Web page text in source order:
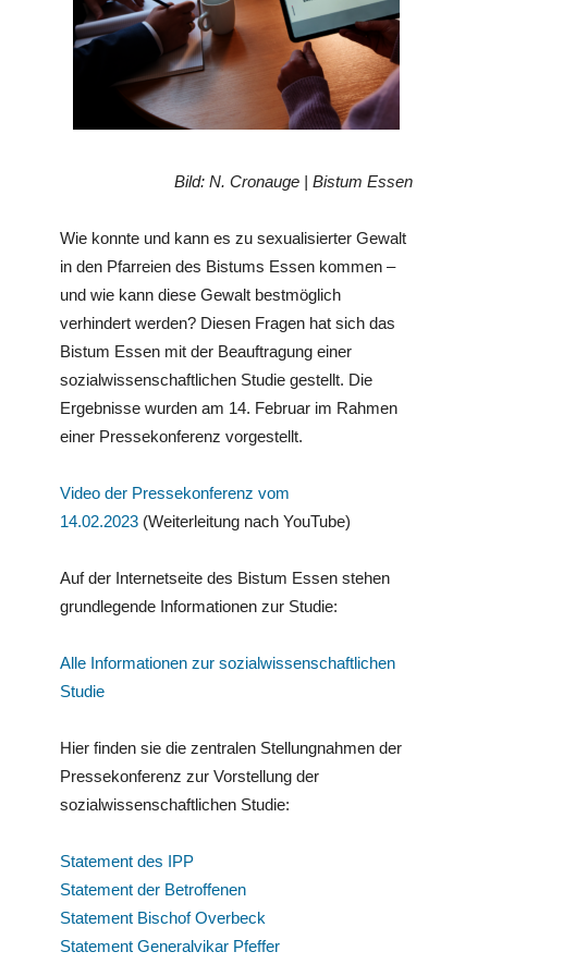
Bild: N. Cronauge | Bistum Essen
Wie konnte und kann es zu sexualisierter Gewalt
in den Pfarreien des Bistums Essen kommen –
und wie kann diese Gewalt bestmöglich
verhindert werden? Diesen Fragen hat sich das
Bistum Essen mit der Beauftragung einer
sozialwissenschaftlichen Studie gestellt. Die
Ergebnisse wurden am 14. Februar im Rahmen
einer Pressekonferenz vorgestellt.
Video der Pressekonferenz vom
14.02.2023 (Weiterleitung nach YouTube)
Auf der Internetseite des Bistum Essen stehen
grundlegende Informationen zur Studie:
Alle Informationen zur sozialwissenschaftlichen
Studie
Hier finden sie die zentralen Stellungnahmen der
Pressekonferenz zur Vorstellung der
sozialwissenschaftlichen Studie:
Statement des IPP
Statement der Betroffenen
Statement Bischof Overbeck
Statement Generalvikar Pfeffer